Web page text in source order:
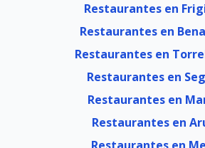
Restaurantes en
Restaurantes en
Restaurantes en
Restaurantes en
Restaurantes en
Restaurantes en